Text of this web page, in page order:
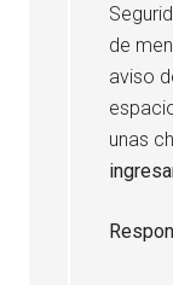
de
aviso
unas